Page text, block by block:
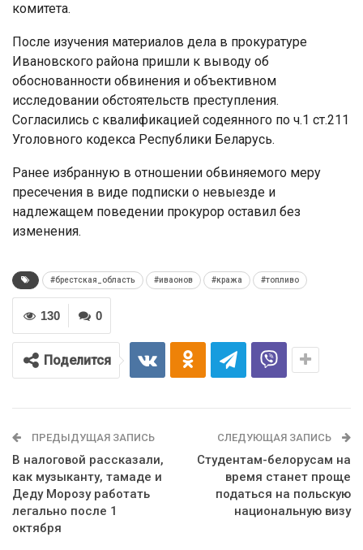
комитета.
После изучения материалов дела в прокуратуре
Ивановского района пришли к выводу об
обоснованности обвинения и объективном
исследовании обстоятельств преступления.
Согласились с квалификацией содеянного по ч.1 ст.211
Уголовного кодекса Республики Беларусь.
Ранее избранную в отношении обвиняемого меру
пресечения в виде подписки о невыезде и
надлежащем поведении прокурор оставил без
изменения.
#брестская_область #иваонов #кража #топливо
0
130
Поделится
ПРЕДЫДУЩАЯ ЗАПИСЬ
В налоговой рассказали,
как музыканту, тамаде и
Деду Морозу работать
легально после 1
октября
СЛЕДУЮЩАЯ ЗАПИСЬ
Студентам-белорусам на
время станет проще
податься на польскую
национальную визу